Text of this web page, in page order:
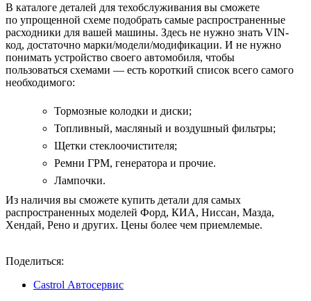
В каталоге деталей для техобслуживания вы сможете
по упрощенной схеме подобрать самые распространенные
расходники для вашей машины. Здесь не нужно знать VIN-
код, достаточно марки/модели/модификации. И не нужно
понимать устройство своего автомобиля, чтобы
пользоваться схемами — есть короткий список всего самого
необходимого:
Тормозные колодки и диски;
Топливный, масляный и воздушный фильтры;
Щетки стеклоочистителя;
Ремни ГРМ, генератора и прочие.
Лампочки.
Из наличия вы сможете купить детали для самых
распространенных моделей Форд, КИА, Ниссан, Мазда,
Хендай, Рено и других. Цены более чем приемлемые.
Поделиться:
Castrol Автосервис